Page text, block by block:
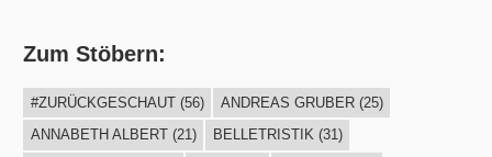
Zum Stöbern:
#ZURÜCKGESCHAUT(56) ANDREAS GRUBER(25)
ANNABETH ALBERT(21) BELLETRISTIK (31)